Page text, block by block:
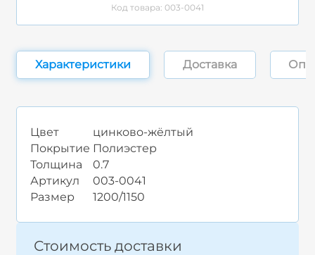
Код товара: 003-0041
Характеристики Доставка
Цвет
цинково-жёлтый
Покрытие Полиэстер
Толщина
0.7
Артикул
003-0041
Размер
1200/1150
Стоимость доставки